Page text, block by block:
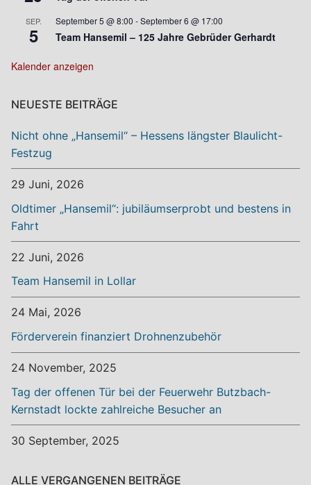
SEP.
5
September 5 @ 8:00 -September 6 @ 17:00
Team Hansemil – 125 Jahre Gebrüder Gerhardt
Kalender anzeigen
NEUESTE BEITRÄGE
Nicht ohne „Hansemil“ – Hessens längster Blaulicht-
Festzug
29 Juni, 2026
Oldtimer „Hansemil“: jubiläumserprobt und bestens in
Fahrt
22 Juni, 2026
Team Hansemil in Lollar
24 Mai, 2026
Förderverein finanziert Drohnenzubehör
24 November, 2025
Tag der offenen Tür bei der Feuerwehr Butzbach-
Kernstadt lockte zahlreiche Besucher an
30 September, 2025
ALLE VERGANGENEN BEITRÄGE